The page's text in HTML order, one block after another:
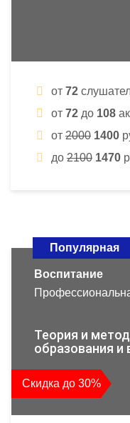
от 72
от 72 до 108
от 2000 1400
до 2100 1470
Популярная
Воспитание
Теория и
образования и
Скидка до 30%